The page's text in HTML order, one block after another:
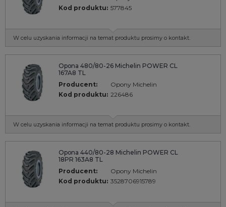
Kod produktu: 577845
W celu uzyskania informacji na temat produktu prosimy o kontakt.
Opona 480/80-26 Michelin POWER CL
167A8 TL
Producent:
Opony Michelin
Kod produktu: 226486
W celu uzyskania informacji na temat produktu prosimy o kontakt.
Opona 440/80-28 Michelin POWER CL
18PR 163A8 TL
Producent:
Opony Michelin
Kod produktu: 3528706915789